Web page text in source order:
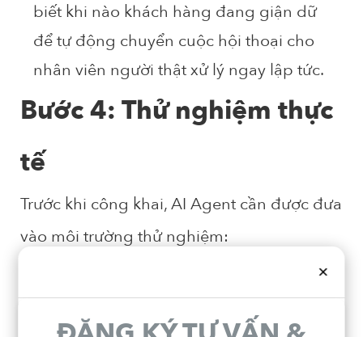
×
biết khi nào khách hàng đang giận dữ
để tự động chuyển cuộc hội thoại cho
nhân viên người thật xử lý ngay lập tức.
Bước 4: Thử nghiệm thực
tế
Trước khi công khai, AI Agent cần được đưa
vào môi trường thử nghiệm:
huống lắt léo (ví dụ: khách muốn trả
hàng nhưng đã quá hạn 1 ngày) để